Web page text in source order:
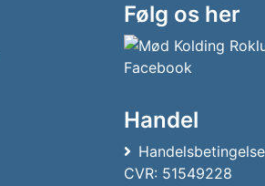
Følg os her
Handel
CVR: 51549228